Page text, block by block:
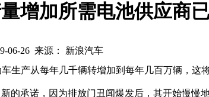
增加所需电池供应商
06-26 来源： 新浪汽车
生产从每年几千辆转增加到每年几百万辆，这
的承诺，因为排放门丑闻爆发后，其开始慢慢